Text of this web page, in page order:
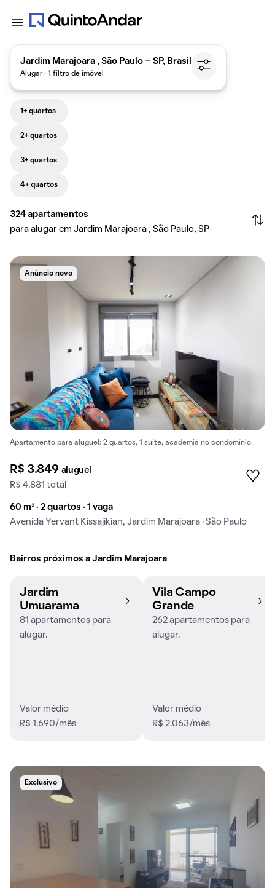
Jardim Marajoara , São Paulo - SP, Brasil
Alugar · 1 filtro de imóvel
1+ quartos
2+ quartos
3+ quartos
4+ quartos
324 apartamentos
para alugar em Jardim Marajoara , São Paulo, SP
Anúncio novo
Apartamento para aluguel: 2 quartos, 1 suíte, academia no condomínio.
R$ 3.849 aluguel
R$ 4.881 total
60 m² · 2 quartos · 1 vaga
Avenida Yervant Kissajikian, Jardim Marajoara · São Paulo
Bairros próximos a Jardim Marajoara
Jardim
Umuarama
81 apartamentos para
alugar.
Valor médio
R$ 1.690/mês
Vila Campo
Grande
262 apartamentos para
alugar.
Valor médio
R$ 2.063/mês
Exclusivo